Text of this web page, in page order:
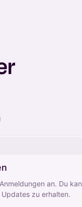
an. Du
zu erhalten.